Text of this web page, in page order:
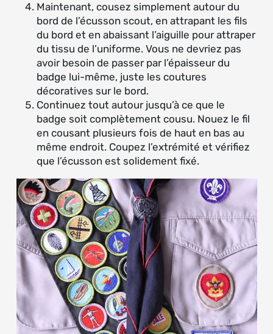
Maintenant, cousez simplement autour du
bord de l’écusson scout, en attrapant les fils
du bord et en abaissant l’aiguille pour attraper
du tissu de l’uniforme. Vous ne devriez pas
avoir besoin de passer par l’épaisseur du
badge lui-même, juste les coutures
décoratives sur le bord.
Continuez tout autour jusqu’à ce que le
badge soit complètement cousu. Nouez le fil
en cousant plusieurs fois de haut en bas au
même endroit. Coupez l’extrémité et vérifiez
que l’écusson est solidement fixé.